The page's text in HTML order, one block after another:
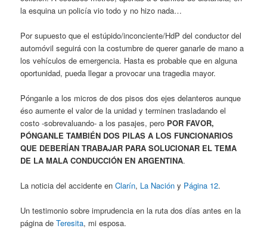
la esquina un policía vio todo y no hizo nada…
Por supuesto que el estúpido/inconciente/HdP del conductor del
automóvil seguirá con la costumbre de querer ganarle de mano a
los vehículos de emergencia. Hasta es probable que en alguna
oportunidad, pueda llegar a provocar una tragedia mayor.
Pónganle a los micros de dos pisos dos ejes delanteros aunque
éso aumente el valor de la unidad y terminen trasladando el
costo -sobrevaluando- a los pasajes, pero POR FAVOR,
PÓNGANLE TAMBIÉN DOS PILAS A LOS FUNCIONARIOS
QUE DEBERÍAN TRABAJAR PARA SOLUCIONAR EL TEMA
DE LA MALA CONDUCCIÓN EN ARGENTINA.
La noticia del accidente enClarín, La Nación y Página 12.
Un testimonio sobre imprudencia en la ruta dos días antes en la
página deTeresita, mi esposa.